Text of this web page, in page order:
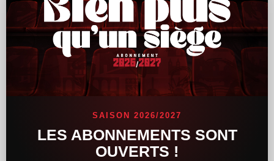
SAISON 2026/2027
LES ABONNEMENTS SONT
OUVERTS !